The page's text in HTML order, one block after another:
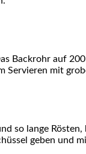
Back­rohr auf
mit
so lan­ge
geben